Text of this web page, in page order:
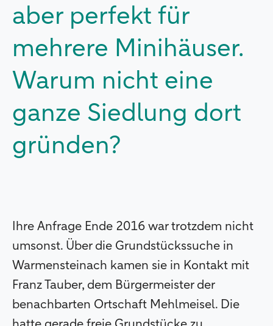
aber perfekt für
mehrere Minihäuser.
Warum nicht eine
ganze Siedlung dort
gründen?
Ihre Anfrage Ende 2016 war trotzdem nicht
umsonst. Über die Grundstückssuche in
Warmensteinach kamen sie in Kontakt mit
Franz Tauber, dem Bürgermeister der
benachbarten Ortschaft Mehlmeisel. Die